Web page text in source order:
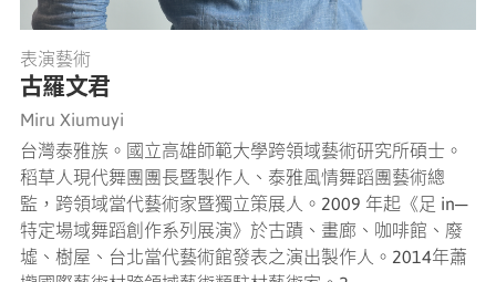
表演藝術
古羅文君
Miru Xiumuyi
台灣泰雅族。國立高雄師範大學跨領域藝術研究所碩士。
稻草人現代舞團團長暨製作人、泰雅風情舞蹈團藝術總
監，跨領域當代藝術家暨獨立策展人。2009 年起《足 in─
特定場域舞蹈創作系列展演》於古蹟、畫廊、咖啡館、廢
墟、樹屋、台北當代藝術館發表之演出製作人。2014年蕭